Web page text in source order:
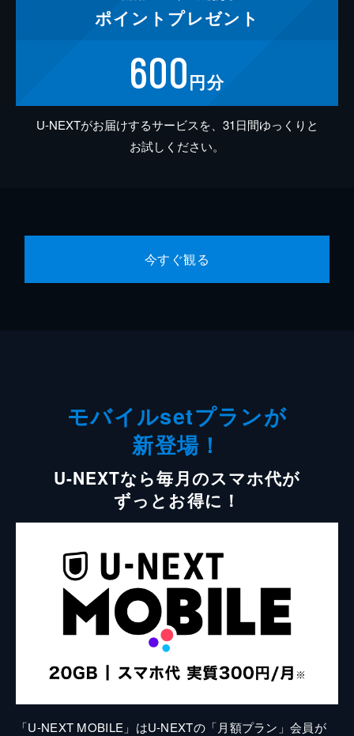
ポイント プレゼント
600円分
U-NEXTがお届けするサービスを、31日間ゆっくりと
お試しください。
今すぐ観る
モバイルsetプランが
新登場！
U-NEXTなら毎月のスマホ代が
ずっとお得に！
「U-NEXT MOBILE」はU-NEXTの「月額プラン」会員が